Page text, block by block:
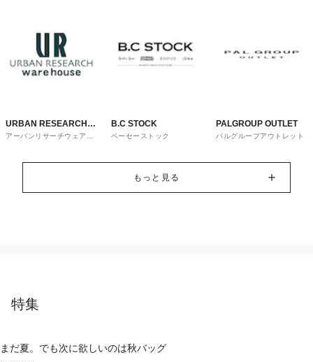
URBAN RESEARCH
ware house
アーバンリサーチウェアハ
B.C STOCK
ベーセーストック
PALGROUP OUTLET
パルグループアウトレット
もっと見る
特集
まだ夏。でも次に欲しいのは秋バッグ